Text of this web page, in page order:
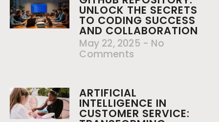
UNLOCK THE SECRETS
TO CODING SUCCESS
AND COLLABORATION
May 22, 2025
No
Comments
ARTIFICIAL
INTELLIGENCE IN
CUSTOMER SERVICE: